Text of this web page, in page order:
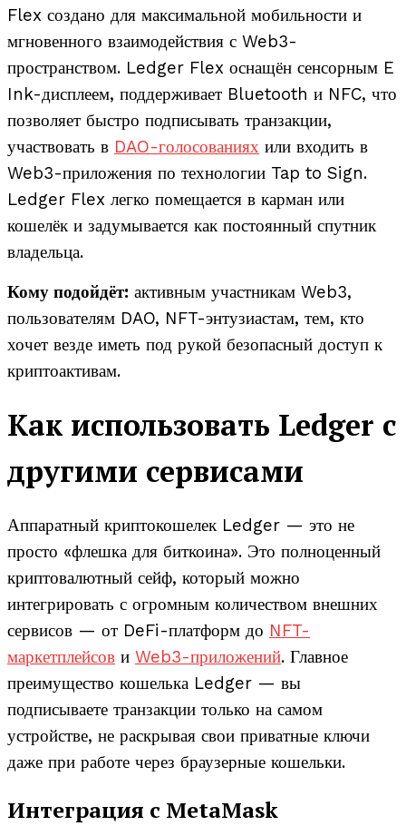
Flex создано для максимальной мобильности и
мгновенного взаимодействия с Web3-
пространством. Ledger Flex оснащён сенсорным E
Ink-дисплеем, поддерживает Bluetooth и NFC, что
позволяет быстро подписывать транзакции,
участвовать в DAO-голосованиях или входить в
Web3-приложения по технологии Tap to Sign.
Ledger Flex легко помещается в карман или
кошелёк и задумывается как постоянный спутник
владельца.
Кому подойдёт: активным участникам Web3,
пользователям DAO, NFT-энтузиастам, тем, кто
хочет везде иметь под рукой безопасный доступ к
криптоактивам.
Как использовать Ledger с
другими сервисами
Аппаратный криптокошелек Ledger — это не
просто «флешка для биткоина». Это полноценный
криптовалютный сейф, который можно
интегрировать с огромным количеством внешних
сервисов — от DeFi-платформ до NFT-
маркетплейсов и Web3-приложений. Главное
преимущество кошелька Ledger — вы
подписываете транзакции только на самом
устройстве, не раскрывая свои приватные ключи
даже при работе через браузерные кошельки.
Интеграция с MetaMask